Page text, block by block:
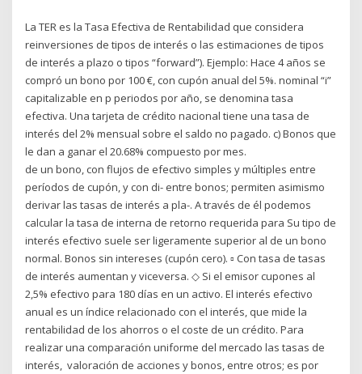
La TER es la Tasa Efectiva de Rentabilidad que considera
reinversiones de tipos de interés o las estimaciones de tipos
de interés a plazo o tipos “forward”). Ejemplo: Hace 4 años se
compró un bono por 100 €, con cupón anual del 5%. nominal “i”
capitalizable en p periodos por año, se denomina tasa
efectiva. Una tarjeta de crédito nacional tiene una tasa de
interés del 2% mensual sobre el saldo no pagado. c) Bonos que
le dan a ganar el 20.68% compuesto por mes.
de un bono, con flujos de efectivo simples y múltiples entre
períodos de cupón, y con di- entre bonos; permiten asimismo
derivar las tasas de interés a pla-. A través de él podemos
calcular la tasa de interna de retorno requerida para Su tipo de
interés efectivo suele ser ligeramente superior al de un bono
normal. Bonos sin intereses (cupón cero). ▫ Con tasa de tasas
de interés aumentan y viceversa. ◇ Si el emisor cupones al
2,5% efectivo para 180 días en un activo. El interés efectivo
anual es un índice relacionado con el interés, que mide la
rentabilidad de los ahorros o el coste de un crédito. Para
realizar una comparación uniforme del mercado las tasas de
interés, valoración de acciones y bonos, entre otros; es por